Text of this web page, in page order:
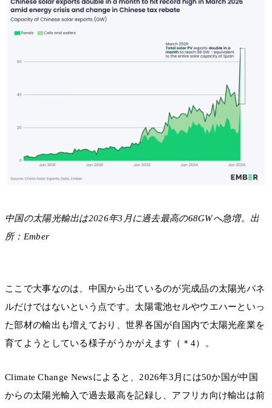
中国の太陽光輸出は2026年3月に過去最高の68GWへ急増。出
所：Ember
ここで大事なのは、中国から出ているのが完成品の太陽光パネ
ルだけではないという点です。太陽電池セルやウエハーといっ
た部材の輸出も増えており、世界各国が自国内で太陽光産業を
育てようとしている様子がうかがえます（＊4）。
Climate Change Newsによると、2026年3月には50か国が中国
からの太陽光輸入で過去最高を記録し、アフリカ向け輸出は前